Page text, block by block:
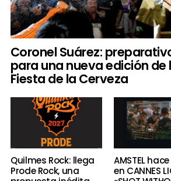
Coronel Suárez:
para una nueva edición de
Fiesta de la Cerveza
Quilmes Rock: llega
Prode Rock, una
AMSTEL
en CANNES